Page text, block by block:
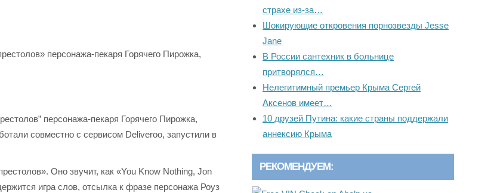
персонажа-пекаря Горячего Пирожка,
персонажа-пекаря Горячего Пирожка,
совместно с сервисом Deliveroo, запустили в
Оно звучит, как «You Know Nothing, Jon
игра слов, отсылка к фразе персонажа Роуз
страхе из-за…
Шокирующие откровения порнозвезды Jesse
Jane
В России сантехник в больнице
притворялся…
Нелегитимный премьер Крыма Сергей
Аксенов имеет…
10 друзей Путина: какие страны поддержали
аннексию Крыма
РЕКОМЕНДУЕМ: